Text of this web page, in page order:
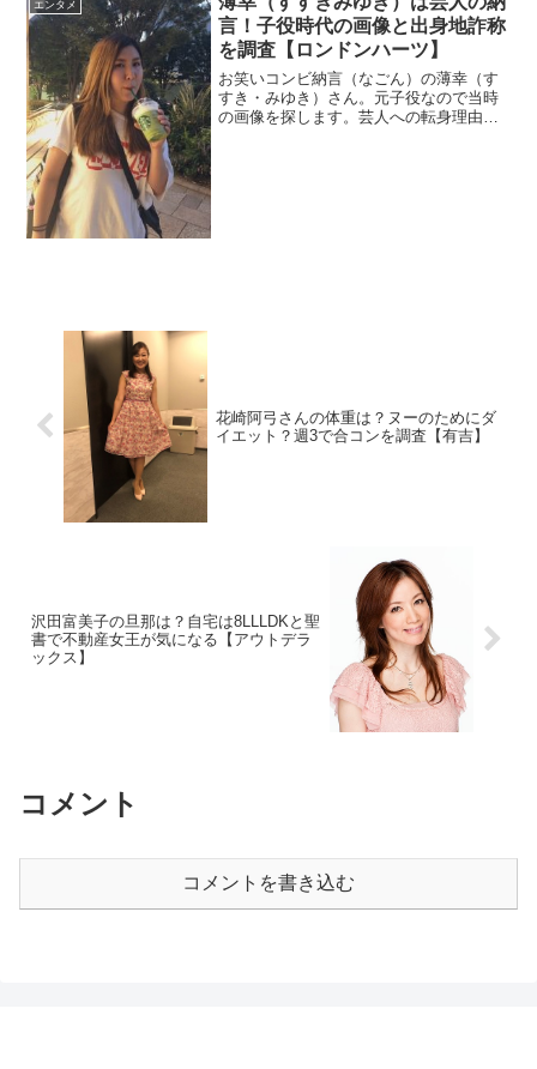
エンタメ
言！子役時代の画像と出身地詐称
を調査【ロンドンハーツ】
お笑いコンビ納言（なごん）の薄幸（す
すき・みゆき）さん。元子役なので当時
の画像を探します。芸人への転身理由が
花崎阿弓さんの体重は？ヌーのためにダ
イエット？週3で合コンを調査【有吉】
沢田富美子の旦那は？自宅は8LLLDKと聖
書で不動産女王が気になる【アウトデラ
ックス】
コメント
コメントを書き込む